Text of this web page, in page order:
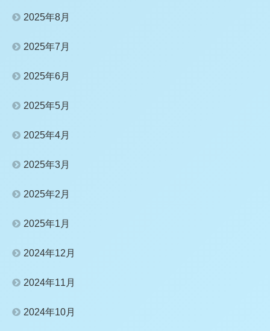
2025年8月
2025年7月
2025年6月
2025年5月
2025年4月
2025年3月
2025年2月
2025年1月
2024年12月
2024年11月
2024年10月